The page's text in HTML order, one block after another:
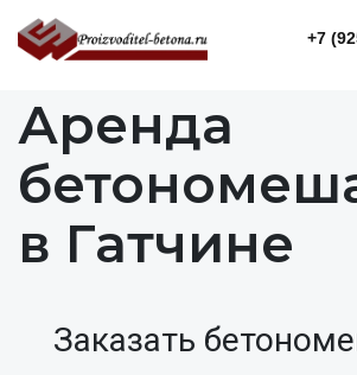
+7
Аренда
в Гатчине
Заказать